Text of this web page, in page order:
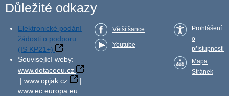
Důležité odkazy
Elektronické podání
žádosti o podporu
(IS KP21+)
Související weby:
www.dotaceeu.cz
| www.opjak.cz
|
www.ec.europa.eu
Větší šance
Youtube
Prohlášení
o
přístupnosti
Mapa
Stránek